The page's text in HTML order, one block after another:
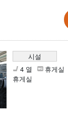
시설
4 열
휴게실
휴게실